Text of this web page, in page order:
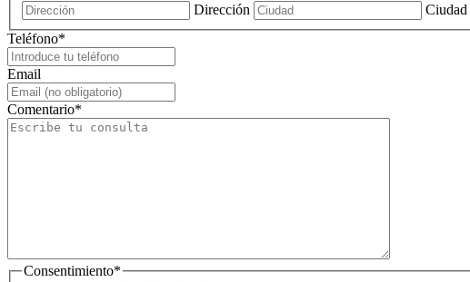
Dirección
Ciudad
Teléfono*
Email
Comentario*
Consentimiento*